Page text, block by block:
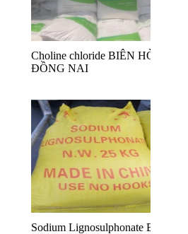
Choline chloride BIÊN HÒA
ĐỒNG NAI
Sodium Lignosulphonate Biên